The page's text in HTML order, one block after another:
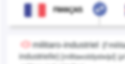
FRANÇAIS 
militaro-industriel
industrielle) [militaʀoɛ̃dystʀijɛl] (